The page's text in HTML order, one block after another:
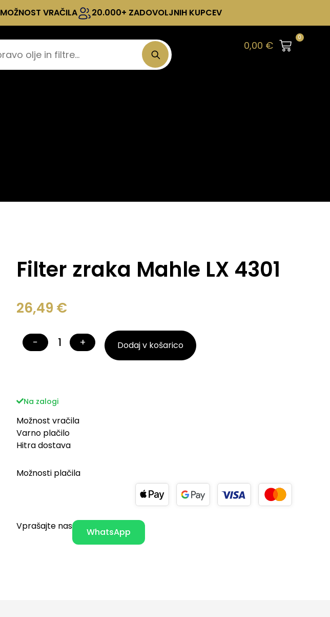
MOŽNOST VRAČILA 20.000+ ZADOVOLJNIH KUPCEV
0,00 €
0
Filter zraka Mahle LX 4301
26,49 €
− + Dodaj v košarico
Na zalogi
Možnost vračila
Varno plačilo
Hitra dostava
Možnosti plačila
Vprašajte nas
WhatsApp